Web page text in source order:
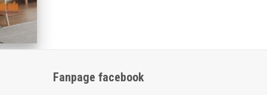
Fanpage facebook